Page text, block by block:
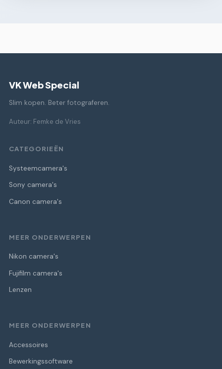
VK Web Special
Slim kopen. Beter fotograferen.
Auteur: Femke de Vries
CATEGORIEËN
Systeemcamera's
Sony camera's
Canon camera's
MEER ONDERWERPEN
Nikon camera's
Fujifilm camera's
Lenzen
MEER ONDERWERPEN
Accessoires
Bewerkingssoftware